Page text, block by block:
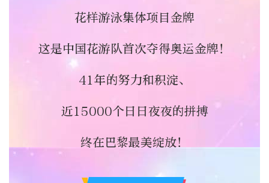
花样游泳集体项目金牌
这是中国花游队首次夺得奥运金牌！
41年的努力和积淀、
近15000个日日夜夜的拼搏
终在巴黎最美绽放！